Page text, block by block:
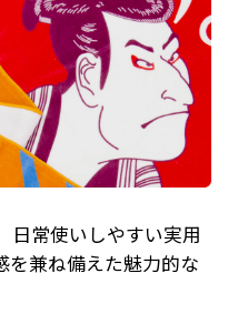
日常使いしやすい実用
を兼ね備えた魅力的な